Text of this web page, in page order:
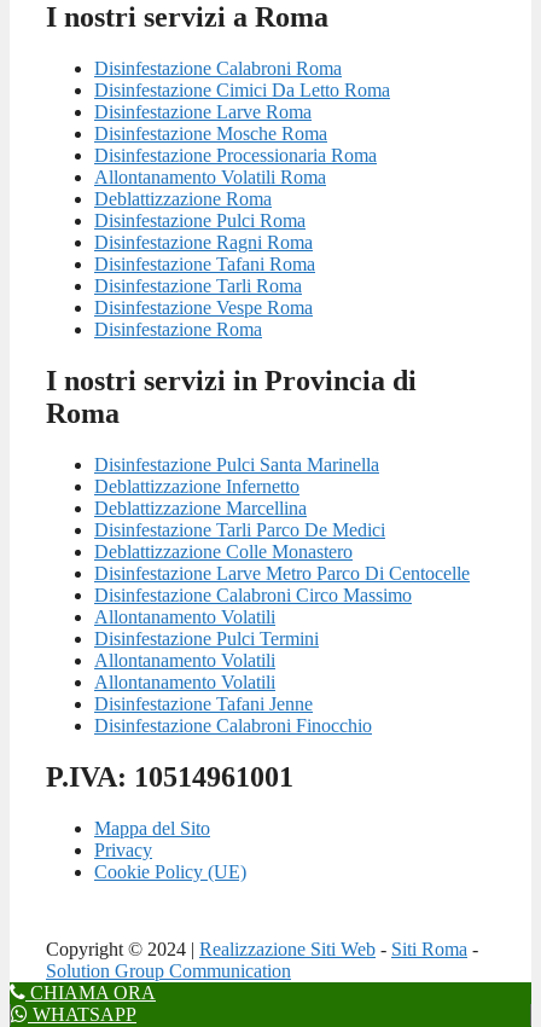
I nostri servizi a Roma
Disinfestazione Calabroni Roma
Disinfestazione Cimici Da Letto Roma
Disinfestazione Larve Roma
Disinfestazione Mosche Roma
Disinfestazione Processionaria Roma
Allontanamento Volatili Roma
Deblattizzazione Roma
Disinfestazione Pulci Roma
Disinfestazione Ragni Roma
Disinfestazione Tafani Roma
Disinfestazione Tarli Roma
Disinfestazione Vespe Roma
Disinfestazione Roma
I nostri servizi in Provincia di
Roma
Disinfestazione Pulci Santa Marinella
Deblattizzazione Infernetto
Deblattizzazione Marcellina
Disinfestazione Tarli Parco De Medici
Deblattizzazione Colle Monastero
Disinfestazione Larve Metro Parco Di Centocelle
Disinfestazione Calabroni Circo Massimo
Allontanamento Volatili
Disinfestazione Pulci Termini
Allontanamento Volatili
Allontanamento Volatili
Disinfestazione Tafani Jenne
Disinfestazione Calabroni Finocchio
P.IVA: 10514961001
Mappa del Sito
Privacy
Cookie Policy (UE)
Copyright © 2024 | Realizzazione Siti Web - Siti Roma -
Solution Group Communication
CHIAMA ORA
WHATSAPP